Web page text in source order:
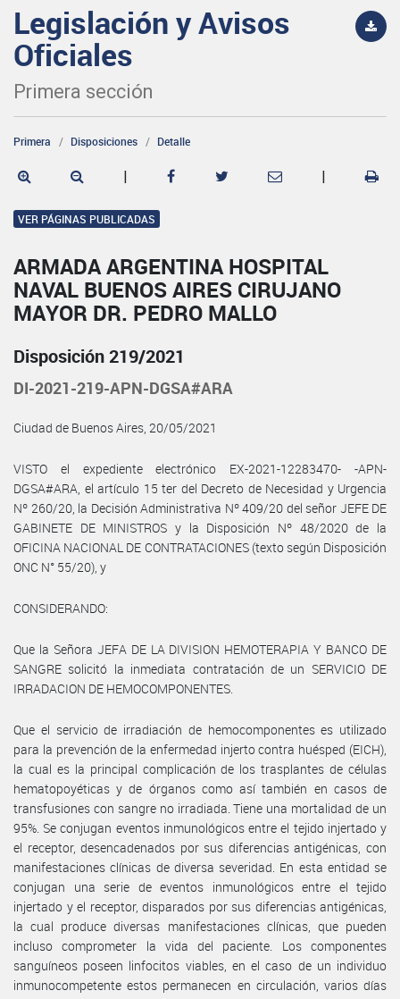
Legislación y Avisos
Oficiales
Primera sección
Primera Disposiciones Detalle
| |
VER PÁGINAS PUBLICADAS
ARMADA ARGENTINA HOSPITAL
NAVAL BUENOS AIRES CIRUJANO
MAYOR DR. PEDRO MALLO
Disposición 219/2021
DI-2021-219-APN-DGSA#ARA
Ciudad de Buenos Aires, 20/05/2021
VISTO el expediente electrónico EX-2021-12283470- -APN-
DGSA#ARA, el artículo 15 ter del Decreto de Necesidad y Urgencia
Nº 260/20, la Decisión Administrativa Nº 409/20 del señor JEFE DE
GABINETE DE MINISTROS y la Disposición Nº 48/2020 de la
OFICINA NACIONAL DE CONTRATACIONES (texto según Disposición
ONC N° 55/20), y
CONSIDERANDO:
Que la Señora JEFA DE LA DIVISION HEMOTERAPIA Y BANCO DE
SANGRE solicitó la inmediata contratación de un SERVICIO DE
IRRADACION DE HEMOCOMPONENTES.
Que el servicio de irradiación de hemocomponentes es utilizado
para la prevención de la enfermedad injerto contra huésped (EICH),
la cual es la principal complicación de los trasplantes de células
hematopoyéticas y de órganos como así también en casos de
transfusiones con sangre no irradiada. Tiene una mortalidad de un
95%. Se conjugan eventos inmunológicos entre el tejido injertado y
el receptor, desencadenados por sus diferencias antigénicas, con
manifestaciones clínicas de diversa severidad. En esta entidad se
conjugan una serie de eventos inmunológicos entre el tejido
injertado y el receptor, disparados por sus diferencias antigénicas,
la cual produce diversas manifestaciones clínicas, que pueden
incluso comprometer la vida del paciente. Los componentes
sanguíneos poseen linfocitos viables, en el caso de un individuo
inmunocompetente estos permanecen en circulación, varios días